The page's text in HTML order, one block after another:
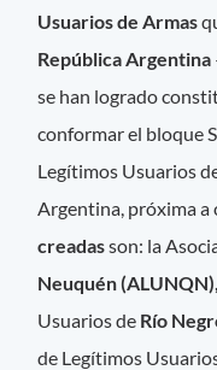
Usuarios de Armas
República Argentina
se han logrado
conformar el bloque
Legítimos Usuarios
Argentina, próxima a
creadasson: la
Neuquén (ALUNQN),
Usuarios de Río
de Legítimos